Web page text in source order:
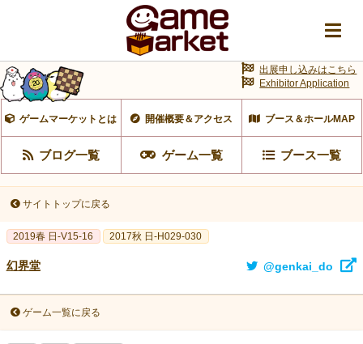
ゲームマーケットとは 開催概要＆アクセス ブース＆ホールMAP
ブログ一覧 ゲーム一覧 ブース一覧
出展申し込みはこちら
Exhibitor Application
サイトトップに戻る
2019春 日-V15-16 2017秋 日-H029-030
幻界堂 @genkai_do
ゲーム一覧に戻る